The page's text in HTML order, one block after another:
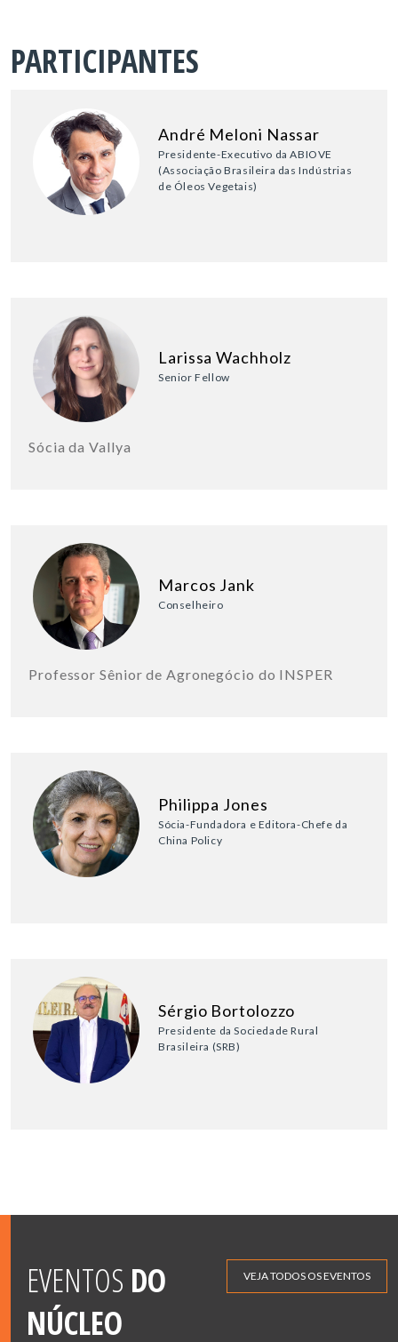
PARTICIPANTES
André Meloni Nassar
Presidente-Executivo da ABIOVE
(Associação Brasileira das Indústrias
de Óleos Vegetais)
Larissa Wachholz
Senior Fellow
Sócia da Vallya
Marcos Jank
Conselheiro
Professor Sênior de Agronegócio do INSPER
Philippa Jones
Sócia-Fundadora e Editora-Chefe da
China Policy
Sérgio Bortolozzo
Presidente da Sociedade Rural
Brasileira (SRB)
EVENTOS DO
NÚCLEO
VEJA TODOS OS EVENTOS